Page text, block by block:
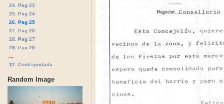
24. Pag 23
25. Pag 24
26. Pag 25
27. Pag 26
28. Pag 27
29. Pag 28
32. Contraportada
Random Image